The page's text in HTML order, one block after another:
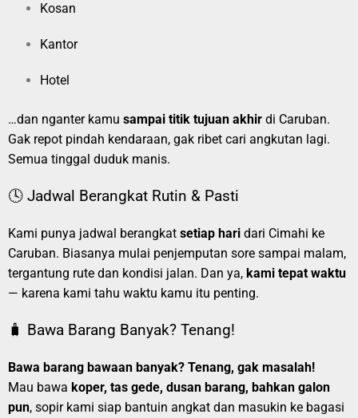
Kosan
Kantor
Hotel
…dan nganter kamu sampai titik tujuan akhir di Caruban.
Gak repot pindah kendaraan, gak ribet cari angkutan lagi.
Semua tinggal duduk manis.
🕓 Jadwal Berangkat Rutin & Pasti
Kami punya jadwal berangkat setiap hari dari Cimahi ke
Caruban. Biasanya mulai penjemputan sore sampai malam,
tergantung rute dan kondisi jalan. Dan ya, kami tepat waktu
— karena kami tahu waktu kamu itu penting.
🧳 Bawa Barang Banyak? Tenang!
Bawa barang bawaan banyak? Tenang, gak masalah!
Mau bawa koper, tas gede, dusan barang, bahkan galon
pun, sopir kami siap bantuin angkat dan masukin ke bagasi